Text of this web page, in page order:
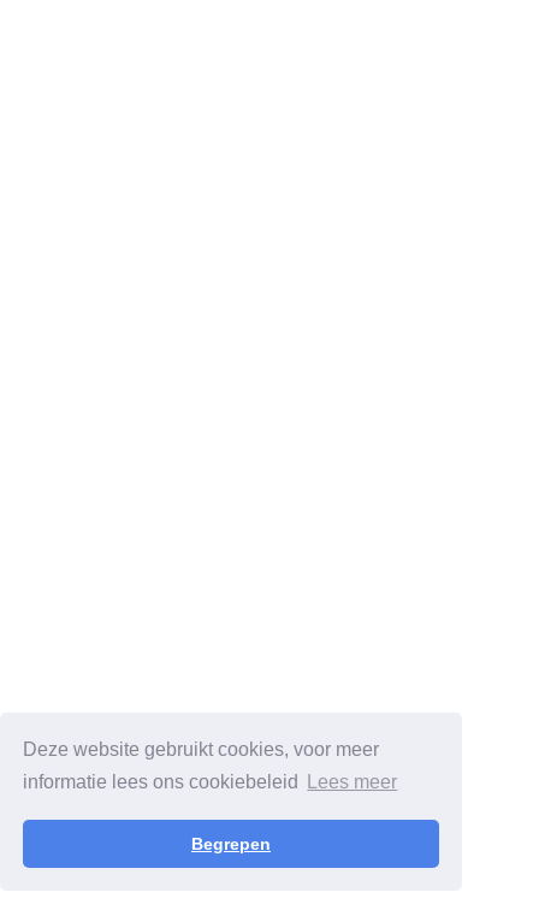
Deze website gebruikt cookies, voor meer
informatie lees ons cookiebeleid
Lees meer
Begrepen